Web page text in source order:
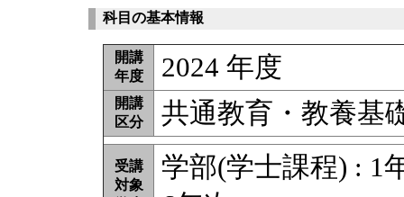
科目の基本情報
開講
年度
2024 年度
開講
区分
共通教育・教養基
受講
対象
学部(学士課程) : 1